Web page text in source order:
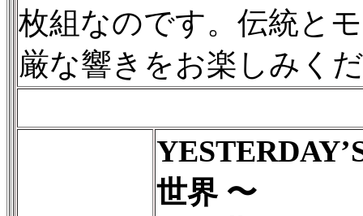
枚組なのです。伝統と
厳な響きをお楽しみく
世界 〜